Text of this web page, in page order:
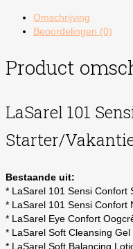
Starterset
aantal
Omschrijving
Beoordelingen (0)
Product
LaSarel 101
Starter/
Bestaande uit:
* LaSarel 101 Sensi Confort
* LaSarel 101 Sensi Confort
* LaSarel Eye Confort
* LaSarel Soft Cleansing Gel
* LaSarel Soft Balancing